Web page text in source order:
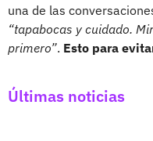
una de las
“tapabocas y cuidado.
primero”. Esto para
Últimas noticias